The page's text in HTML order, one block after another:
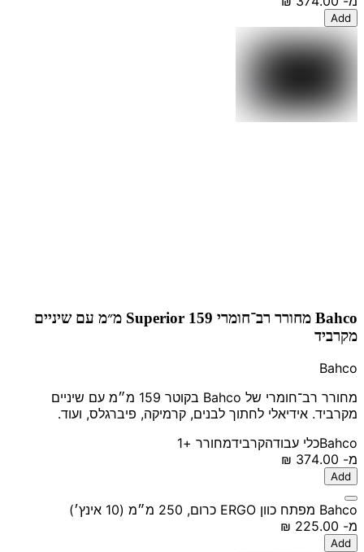
Add
Bahco מחורר רב־חומרי Superior 159 מ״מ עם שיניים
מקרביד
Bahco
מחורר רב־חומרי של Bahco בקוטר 159 מ״מ עם שיניים
מקרביד. אידיאלי לחתוך לבנים, קרמיקה, פיברגלס, ועוד.‏
Bahcoכלי עבודהקרבידמחורר +1
מ-
Add
Bahco מפתח כוון ERGO כרום, 250 מ״מ (10 אינץ׳)
מ-
Add